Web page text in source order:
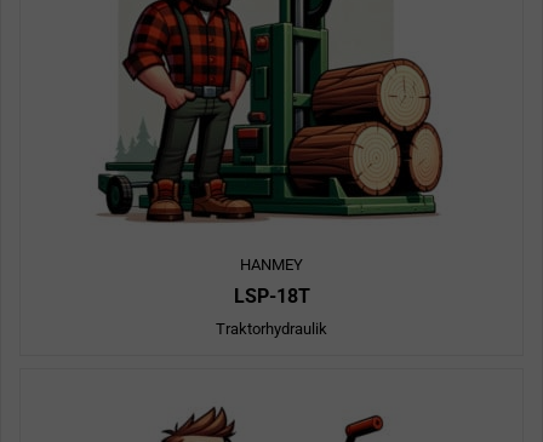
HANMEY
LSP-18T
Traktorhydraulik